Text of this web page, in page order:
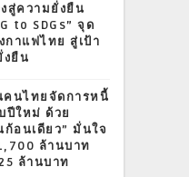
สู่ความยั่งยืน
to SDGs” จุด
าแฟไทย สู่เป้า
ยืน
นไทยจัดการหนี้
ปีใหม่ ด้วย
อนเดียว” มั่นใจ
ล้านบาท
ล้านบาท